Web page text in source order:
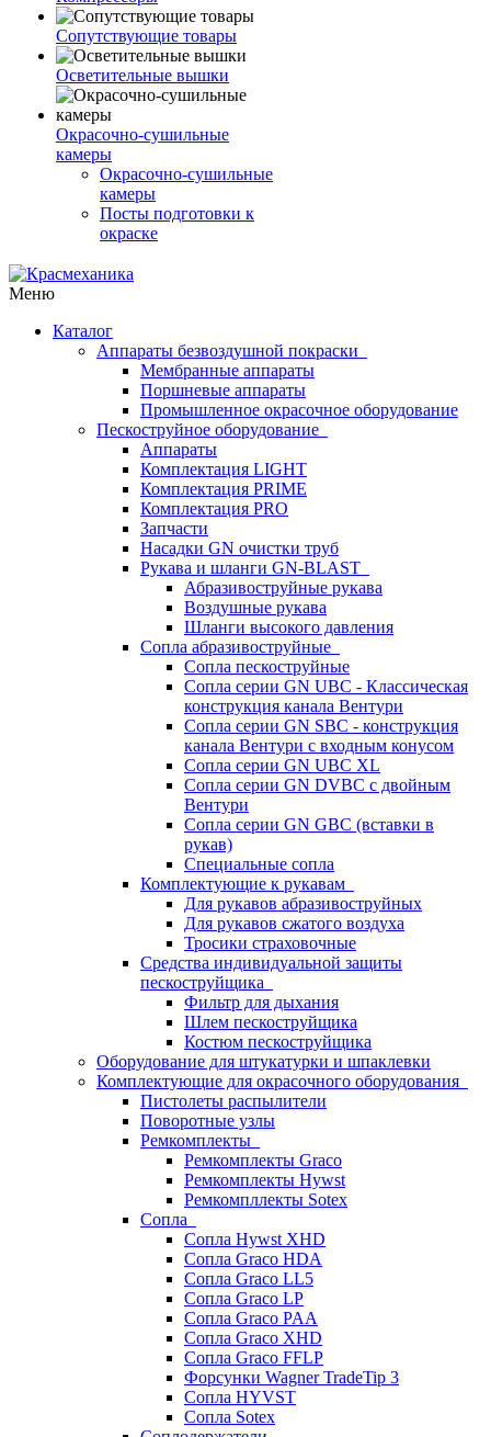
Сопутствующие товары
Осветительные вышки
Окрасочно-сушильные
камеры
Окрасочно-сушильные
камеры
Посты подготовки к
окраске
Меню
Каталог
Аппараты безвоздушной покраски
Мембранные аппараты
Поршневые аппараты
Промышленное окрасочное оборудование
Пескоструйное оборудование
Аппараты
Комплектация LIGHT
Комплектация PRIME
Комплектация PRO
Запчасти
Насадки GN очистки труб
Рукава и шланги GN-BLAST
Абразивоструйные рукава
Воздушные рукава
Шланги высокого давления
Сопла абразивоструйные
Сопла пескоструйные
Сопла серии GN UBC - Классическая
конструкция канала Вентури
Сопла серии GN SBC - конструкция
канала Вентури c входным конусом
Сопла серии GN UBC XL
Сопла серии GN DVBC с двойным
Вентури
Сопла серии GN GBC (вставки в
рукав)
Специальные сопла
Комплектующие к рукавам
Для рукавов абразивоструйных
Для рукавов сжатого воздуха
Тросики страховочные
Средства индивидуальной защиты
пескоструйщика
Фильтр для дыхания
Шлем пескоструйщика
Костюм пескоструйщика
Оборудование для штукатурки и шпаклевки
Комплектующие для окрасочного оборудования
Пистолеты распылители
Поворотные узлы
Ремкомплекты
Ремкомплекты Graco
Ремкомплекты Hywst
Ремкомпллекты Sotex
Сопла
Сопла Hywst XHD
Сопла Graco HDA
Сопла Graco LL5
Сопла Graco LP
Сопла Graco PAA
Сопла Graco XHD
Сопла Graco FFLP
Форсунки Wagner TradeTip 3
Сопла HYVST
Сопла Sotex